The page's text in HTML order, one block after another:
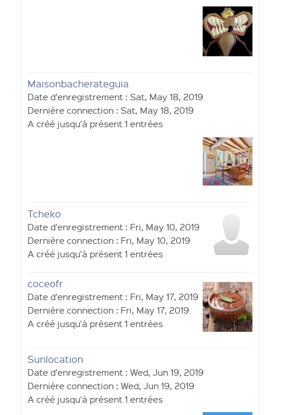
Maisonbacherateguia
Date d'enregistrement : Sat, May 18, 2019
Dernière connection : Sat, May 18, 2019
A créé jusqu'à présent 1 entrées
Tcheko
Date d'enregistrement : Fri, May 10, 2019
Dernière connection : Fri, May 10, 2019
A créé jusqu'à présent 1 entrées
coceofr
Date d'enregistrement : Fri, May 17, 2019
Dernière connection : Fri, May 17, 2019
A créé jusqu'à présent 1 entrées
Sunlocation
Date d'enregistrement : Wed, Jun 19, 2019
Dernière connection : Wed, Jun 19, 2019
A créé jusqu'à présent 1 entrées